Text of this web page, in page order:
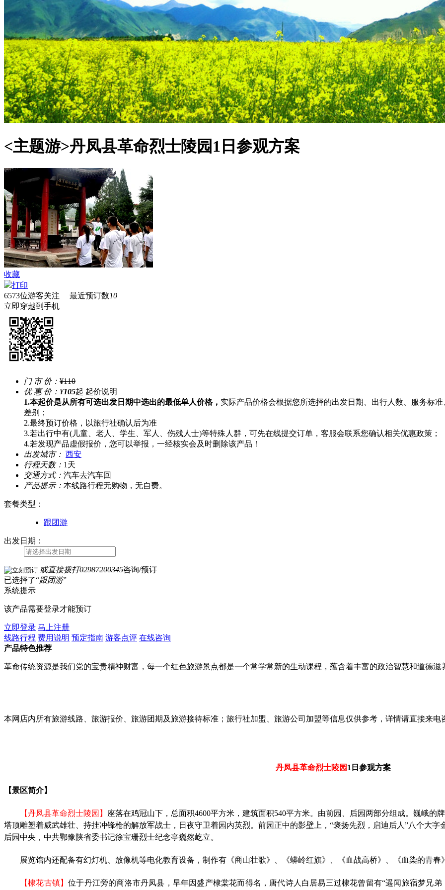
<主题游>丹凤县革命烈士陵园1日参观方案
收藏
打印
6573位游客关注 最近预订数10
立即穿越到手机
门 市 价： ¥110
优 惠 价： ¥105起 起价说明
1.本起价是从所有可选出发日期中选出的最低单人价格， 实际产品价格会根据您所选择的出发日期、出行人数、服务标
差别；
2.最终预订价格，以旅行社确认后为准
3.若出行中有(儿童、老人、学生、军人、伤残人士)等特殊人群，可先在线提交订单，客服会联系您确认相关优惠政策；
4.若发现产品虚假报价，您可以举报，一经核实会及时删除该产品！
出发城市： 西安
行程天数： 1天
交通方式： 汽车去汽车回
产品提示： 本线路行程无购物，无自费。
套餐类型 ：
跟团游
出发日期：
或直接拨打02987200345咨询/预订
已选择了“跟团游”
系统提示
该产品需要登录才能预订
立即登录 马上注册
线路行程 费用说明 预定指南 游客点评 在线咨询
产品特色推荐
革命传统资源是我们党的宝贵精神财富，每一个红色旅游景点都是一个常学常新的生动课程，蕴含着丰富的政治智慧和道德滋
本网店内所有旅游线路、旅游报价、旅游团期及旅游接待标准；旅行社加盟、旅游公司加盟等信息仅供参考，详情请直接来电咨
丹凤县革命烈士陵园 1日参观方案
【景区简介】
【丹凤县革命烈士陵园】 座落在鸡冠山下，总面积4600平方米，建筑面积540平方米。由前园、后园两部分组成。巍峨的
塔顶雕塑着威武雄壮、持挂冲锋枪的解放军战士，日夜守卫着园内英烈。前园正中的影壁上，“褒扬先烈，启迪后人”八个大
后园中央，中共鄂豫陕省委书记徐宝珊烈士纪念亭巍然屹立。
展览馆内还配备有幻灯机、放像机等电化教育设备，制作有《商山壮歌》、《蟒岭红旗》、《血战高桥》、《血染的青
【棣花古镇】位于丹江旁的商洛市丹凤县，早年因盛产棣棠花而得名，唐代诗人白居易三过棣花曾留有“遥闻旅宿梦兄